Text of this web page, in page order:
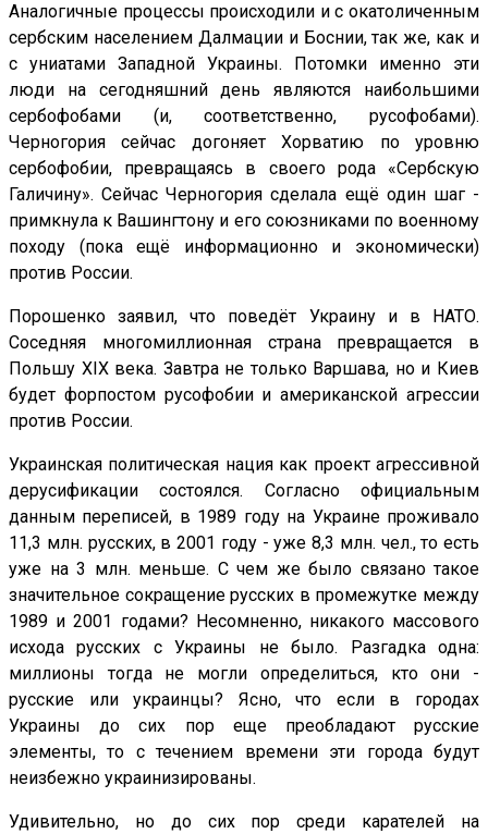
Аналогичные процессы происходили и с окатоличенным
сербским населением Далмации и Боснии, так же, как и
с униатами Западной Украины. Потомки именно эти
люди на сегодняшний день являются наибольшими
сербофобами (и, соответственно, русофобами).
Черногория сейчас догоняет Хорватию по уровню
сербофобии, превращаясь в своего рода «Сербскую
Галичину». Сейчас Черногория сделала ещё один шаг -
примкнула к Вашингтону и его союзниками по военному
походу (пока ещё информационно и экономически)
против России.
Порошенко заявил, что поведёт Украину и в НАТО.
Соседняя многомиллионная страна превращается в
Польшу XIX века. Завтра не только Варшава, но и Киев
будет форпостом русофобии и американской агрессии
против России.
Украинская политическая нация как проект агрессивной
дерусификации состоялся. Согласно официальным
данным переписей, в 1989 году на Украине проживало
11,3 млн. русских, в 2001 году - уже 8,3 млн. чел., то есть
уже на 3 млн. меньше. С чем же было связано такое
значительное сокращение русских в промежутке между
1989 и 2001 годами? Несомненно, никакого массового
исхода русских с Украины не было. Разгадка одна:
миллионы тогда не могли определиться, кто они -
русские или украинцы? Ясно, что если в городах
Украины до сих пор еще преобладают русские
элементы, то с течением времени эти города будут
неизбежно украинизированы.
Удивительно, но до сих пор среди карателей на